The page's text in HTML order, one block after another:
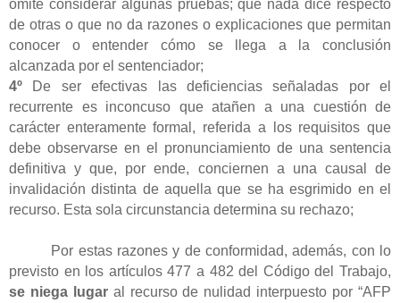
omite considerar algunas pruebas; que nada dice respecto
de otras o que no da razones o explicaciones que permitan
conocer o entender cómo se llega a la conclusión
alcanzada por el sentenciador;
4º De ser efectivas las deficiencias señaladas por el
recurrente es inconcuso que atañen a una cuestión de
carácter enteramente formal, referida a los requisitos que
debe observarse en el pronunciamiento de una sentencia
definitiva y que, por ende, conciernen a una causal de
invalidación distinta de aquella que se ha esgrimido en el
recurso. Esta sola circunstancia determina su rechazo;
Por estas razones y de conformidad, además, con lo
previsto en los artículos 477 a 482 del Código del Trabajo,
se niega lugaral recurso de nulidad interpuesto por “AFP